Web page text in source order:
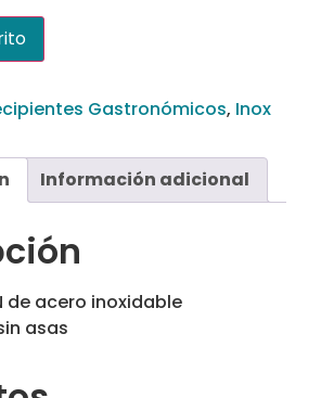
Gastronómicos, Inox
Información adicional
de acero inoxidable
asas